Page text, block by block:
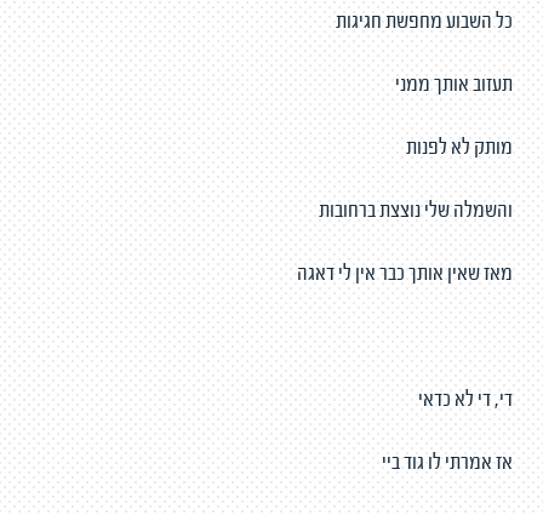
כל השבוע מחפשת חגיגות
תעזוב אותך ממני
מותק לא לפנות
והשמלה שלי נוצצת ברחובות
מאז שאין אותך כבר אין לי דאגה
די, די לא כדאי
אז אמרתי לו גוד ביי